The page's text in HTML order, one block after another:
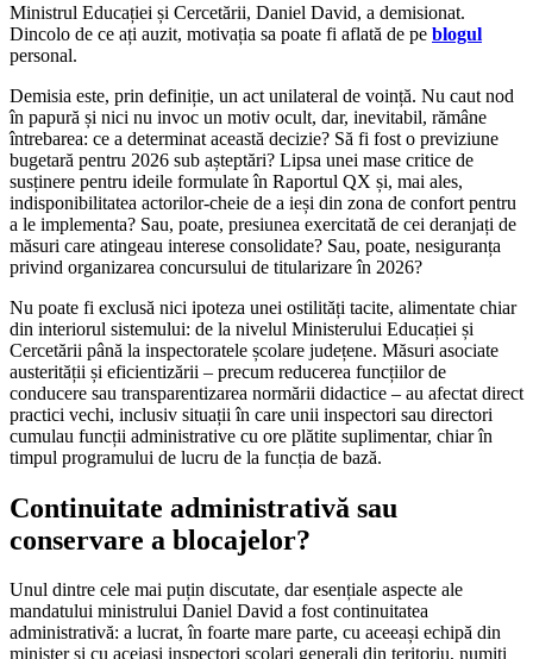
Ministrul Educației și Cercetării, Daniel David, a demisionat.
Dincolo de ce ați auzit, motivația sa poate fi aflată de pe blogul
personal.
Demisia este, prin definiție, un act unilateral de voință. Nu caut nod
în papură și nici nu invoc un motiv ocult, dar, inevitabil, rămâne
întrebarea: ce a determinat această decizie? Să fi fost o previziune
bugetară pentru 2026 sub așteptări? Lipsa unei mase critice de
susținere pentru ideile formulate în Raportul QX și, mai ales,
indisponibilitatea actorilor-cheie de a ieși din zona de confort pentru
a le implementa? Sau, poate, presiunea exercitată de cei deranjați de
măsuri care atingeau interese consolidate? Sau, poate, nesiguranța
privind organizarea concursului de titularizare în 2026?
Nu poate fi exclusă nici ipoteza unei ostilități tacite, alimentate chiar
din interiorul sistemului: de la nivelul Ministerului Educației și
Cercetării până la inspectoratele școlare județene. Măsuri asociate
austerității și eficientizării – precum reducerea funcțiilor de
conducere sau transparentizarea normării didactice – au afectat direct
practici vechi, inclusiv situații în care unii inspectori sau directori
cumulau funcții administrative cu ore plătite suplimentar, chiar în
timpul programului de lucru de la funcția de bază.
Continuitate administrativă sau
conservare a blocajelor?
Unul dintre cele mai puțin discutate, dar esențiale aspecte ale
mandatului ministrului Daniel David a fost continuitatea
administrativă: a lucrat, în foarte mare parte, cu aceeași echipă din
minister și cu aceiași inspectori școlari generali din teritoriu, numiți